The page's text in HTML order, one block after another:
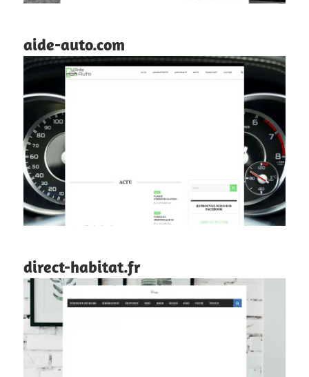
aide-auto.com
direct-habitat.fr